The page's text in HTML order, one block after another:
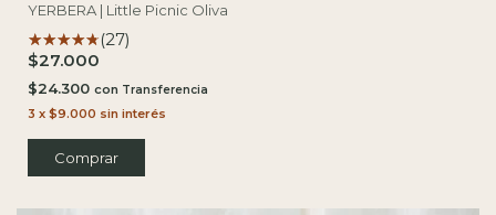
YERBERA | Little Picnic Oliva
(27)
$27.000
$24.300 con
3 x $9.000 sin interés